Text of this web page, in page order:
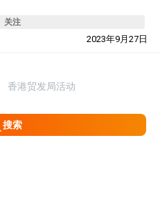
关注
2023年9月27日
香港贸发局活动
搜索